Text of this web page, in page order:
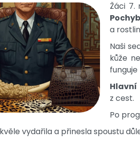
Žáci 7.
a
Naši
kůže
Hlavní
z cest.
Po
vydařila a přinesla spoustu